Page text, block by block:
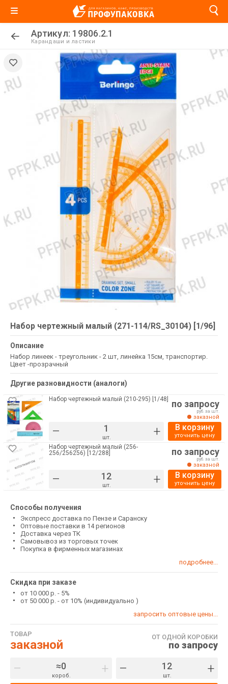
Артикул: 19806.2.1
Карандаши и ластики
Набор чертежный малый (271-114/RS_30104) [1/96]
Описание
Набор линеек - треугольник - 2 шт, линейка 15см, транспортир.
Цвет -прозрачный
Другие разновидности (аналоги)
Набор чертежный малый (210-295) [1/48]
– шт. +
по запросу
руб. за шт.
заказной
В корзину
уточнить цену
Набор чертежный малый (256-
256/256256) [12/288]
– шт. +
по запросу
руб. за шт.
заказной
В корзину
уточнить цену
Способы получения
Экспресс доставка по Пензе и Саранску
Оптовые поставки в 14 регионов
Доставка через ТК
Самовывоз из торговых точек
Покупка в фирменных магазинах
подробнее...
Скидка при заказе
от 10 000 р. - 5%
от 50 000 р. - от 10% (индивидуально )
запросить оптовые цены...
ТОВАР
заказной
ОТ ОДНОЙ КОРОБКИ
по запросу
– короб. + – шт. +